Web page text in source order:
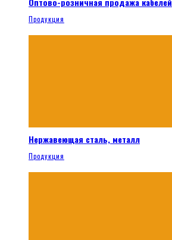
Продукция
Нержавеющая сталь, металл
Продукция